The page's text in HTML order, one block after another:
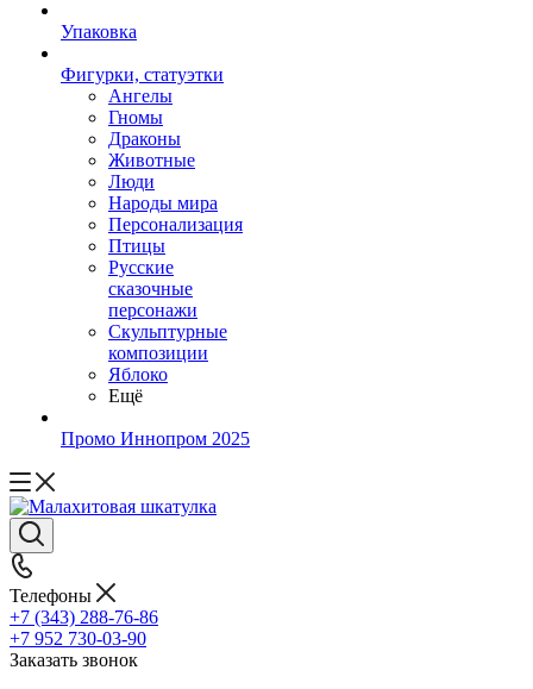
Упаковка
Фигурки, статуэтки
Ангелы
Гномы
Драконы
Животные
Люди
Народы мира
Персонализация
Птицы
Русские
сказочные
персонажи
Скульптурные
композиции
Яблоко
Ещё
Промо Иннопром 2025
Телефоны
+7 (343) 288-76-86
+7 952 730-03-90
Заказать звонок